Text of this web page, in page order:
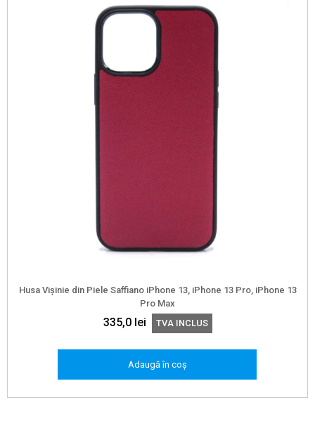
Husa Vișinie din Piele Saffiano iPhone 13, iPhone 13 Pro, iPhone 13
Pro Max
335,0 lei TVA INCLUS
Adaugă în coș